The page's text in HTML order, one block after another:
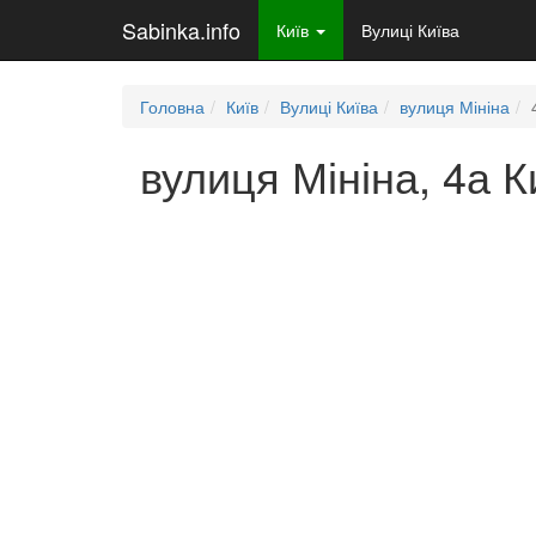
Sabinka.info Київ Вулиці Київа
Головна Київ Вулиці Київа вулиця Мініна
вулиця Мініна, 4а